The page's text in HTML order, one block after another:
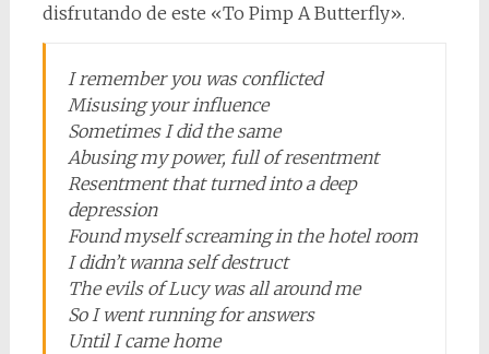
disfrutando de este «To Pimp A Butterfly».
I remember you was conflicted
Misusing your influence
Sometimes I did the same
Abusing my power, full of resentment
Resentment that turned into a deep
depression
Found myself screaming in the hotel room
I didn’t wanna self destruct
The evils of Lucy was all around me
So I went running for answers
Until I came home